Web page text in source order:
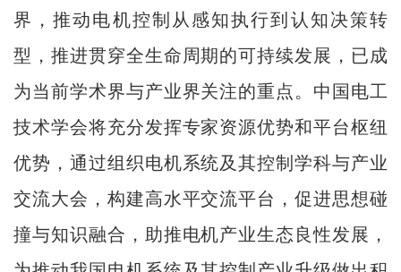
界，推动电机控制从感知执行到认知决策转
型，推进贯穿全生命周期的可持续发展，已成
为当前学术界与产业界关注的重点。中国电工
技术学会将充分发挥专家资源优势和平台枢纽
优势，通过组织电机系统及其控制学科与产业
交流大会，构建高水平交流平台，促进思想碰
撞与知识融合，助推电机产业生态良性发展，